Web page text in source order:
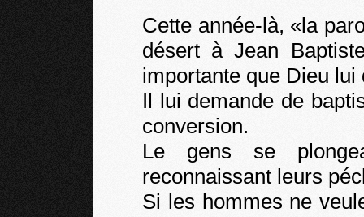
Cette année-là, «la
désert à Jean
importante que Dieu lui
Il lui demande de
conversion.
Le gens se
reconnaissant leurs
Si les hommes ne